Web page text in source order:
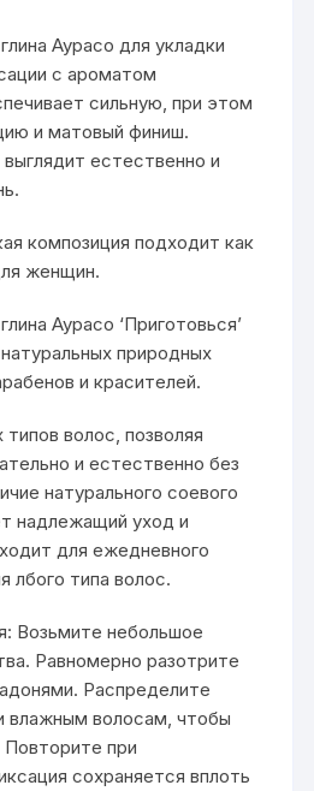
Аурасо для укладки
с ароматом
сильную, при этом
и матовый финиш.
естественно и
композиция подходит как
женщин.
Аурасо ‘Приготовься’
природных
и красителей.
волос, позволяя
и естественно без
натурального соевого
надлежащий уход и
для ежедневного
лбого типа волос.
Возьмите небольшое
Равномерно разотрите
Распределите
влажным волосам, чтобы
при
сохраняется вплоть